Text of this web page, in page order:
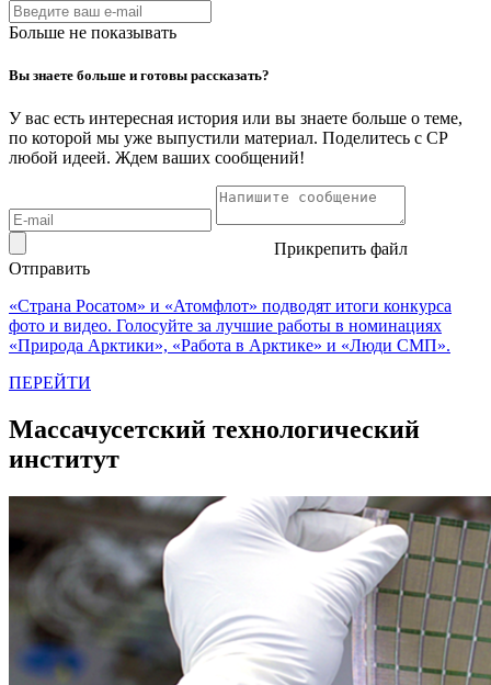
Больше не показывать
Вы знаете больше и готовы рассказать?
У вас есть интересная история или вы знаете больше о теме,
по которой мы уже выпустили материал. Поделитесь с СР
любой идеей. Ждем ваших сообщений!
Прикрепить файл
Отправить
«Страна Росатом» и «Атомфлот» подводят итоги конкурса
фото и видео. Голосуйте за лучшие работы в номинациях
«Природа Арктики», «Работа в Арктике» и «Люди СМП».
ПЕРЕЙТИ
Массачусетский технологический
институт